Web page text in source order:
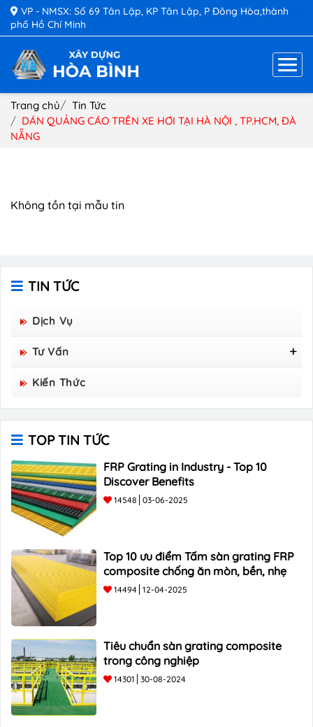
VP - NMSX: Số 69 Tân Lập, KP Tân Lập, P Đông Hòa,thành
phố Hồ Chí Minh
Trang chủ
Tin Tức
DÁN QUẢNG CÁO TRÊN XE HƠI TẠI HÀ NỘI , TP.HCM, ĐÀ
NẴNG
Không tồn tại mẫu tin
TIN TỨC
Dịch Vụ
Tư Vấn
Tấm Sàn Grating Composite FRP - Hòa Bình
Group Sản Xuất
Kiến Thức
TOP TIN TỨC
FRP Grating in Industry - Top 10
Discover Benefits
14548 03-06-2025
Top 10 ưu điểm Tấm sàn grating FRP
composite chống ăn mòn, bền, nhẹ
14494 12-04-2025
Tiêu chuẩn sàn grating composite
trong công nghiệp
14301 30-08-2024